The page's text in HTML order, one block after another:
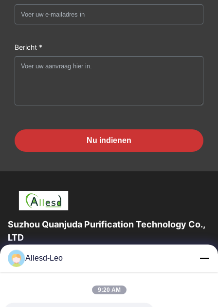
Bericht *
Nu indienen
Suzhou Quanjuda Purification Technology Co.,
LTD
16years ervaring, als belangrijke fabrikant en exporteur van
ESD & Cleanroom producten, bieden wij een volledige lijn van
Allesd-Leo
9:20 AM